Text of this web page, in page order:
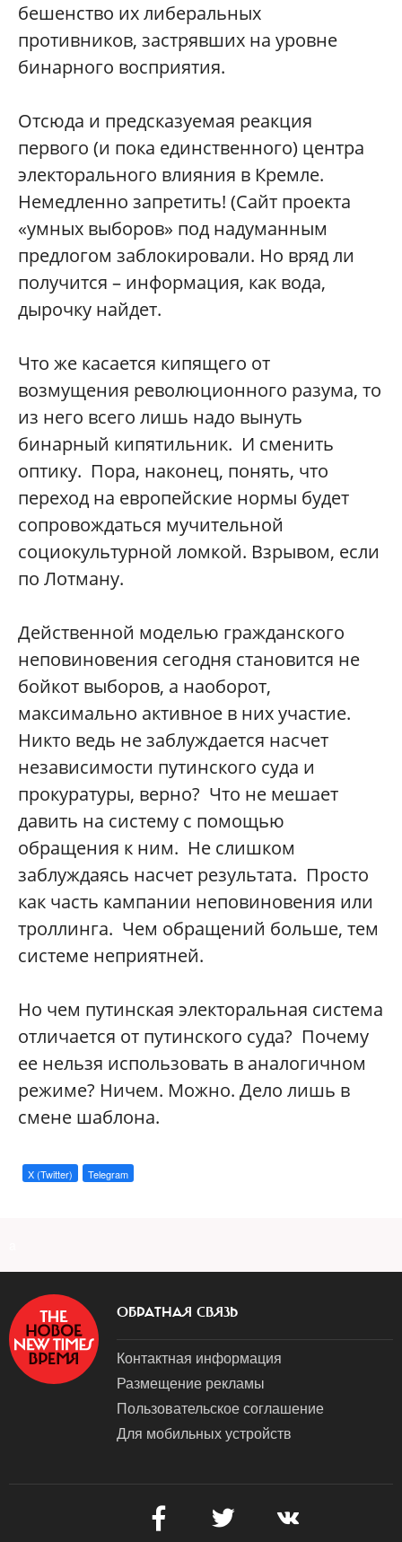
бешенство их либеральных
противников, застрявших на уровне
бинарного восприятия.
Отсюда и предсказуемая реакция
первого (и пока единственного) центра
электорального влияния в Кремле.
Немедленно запретить! (Сайт проекта
«умных выборов» под надуманным
предлогом заблокировали. Но вряд ли
получится – информация, как вода,
дырочку найдет.
Что же касается кипящего от
возмущения революционного разума, то
из него всего лишь надо вынуть
бинарный кипятильник. И сменить
оптику. Пора, наконец, понять, что
переход на европейские нормы будет
сопровождаться мучительной
социокультурной ломкой. Взрывом, если
по Лотману.
Действенной моделью гражданского
неповиновения сегодня становится не
бойкот выборов, а наоборот,
максимально активное в них участие.
Никто ведь не заблуждается насчет
независимости путинского суда и
прокуратуры, верно? Что не мешает
давить на систему с помощью
обращения к ним. Не слишком
заблуждаясь насчет результата. Просто
как часть кампании неповиновения или
троллинга. Чем обращений больше, тем
системе неприятней.
Но чем путинская электоральная система
отличается от путинского суда? Почему
ее нельзя использовать в аналогичном
режиме? Ничем. Можно. Дело лишь в
смене шаблона.
X (Twitter) Telegram
ОБРАТНАЯ СВЯЗЬ
Контактная информация
Размещение рекламы
Пользовательское соглашение
Для мобильных устройств